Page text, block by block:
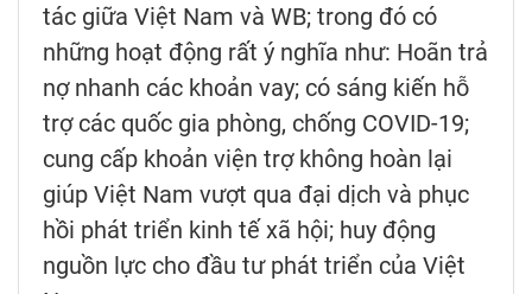
tác giữa Việt Nam và WB; trong đó có
những hoạt động rất ý nghĩa như: Hoãn trả
nợ nhanh các khoản vay; có sáng kiến hỗ
trợ các quốc gia phòng, chống COVID-19;
cung cấp khoản viện trợ không hoàn lại
giúp Việt Nam vượt qua đại dịch và phục
hồi phát triển kinh tế xã hội; huy động
nguồn lực cho đầu tư phát triển của Việt